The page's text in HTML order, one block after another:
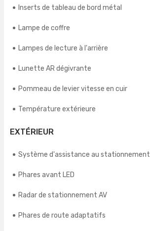
Inserts de tableau de bord métal
Lampe de coffre
Lampes de lecture à l'arrière
Lunette AR dégivrante
Pommeau de levier vitesse en cuir
Température extérieure
EXTÉRIEUR
Système d'assistance au stationnement
Phares avant LED
Radar de stationnement AV
Phares de route adaptatifs